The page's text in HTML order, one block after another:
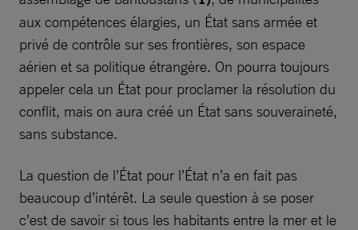
aux compétences élargies, un État sans armée et
privé de contrôle sur ses frontières, son espace
aérien et sa politique étrangère. On pourra toujours
appeler cela un État pour proclamer la résolution du
conflit, mais on aura créé un État sans souveraineté,
sans substance.
La question de l’État pour l’État n’a en fait pas
beaucoup d’intérêt. La seule question à se poser
c’est de savoir si tous les habitants entre la mer et le